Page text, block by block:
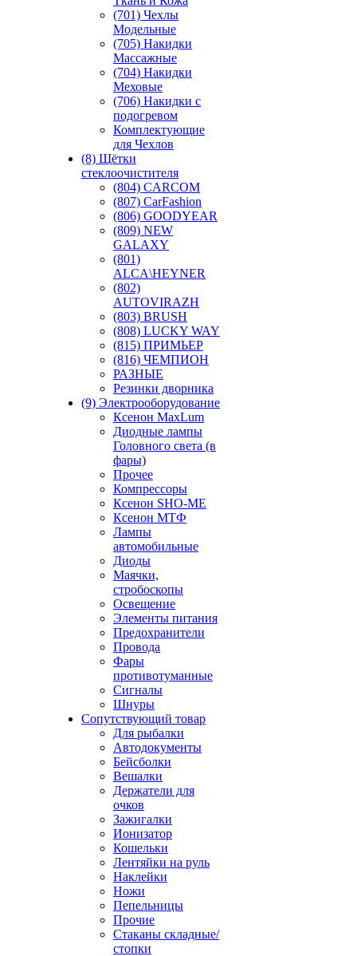
(701) Чехлы
Модельные
(705) Накидки
Массажные
(704) Накидки
Меховые
(706) Накидки с
подогревом
Комплектующие
для Чехлов
(8) Щётки
стеклоочистителя
(804) CARCOM
(807) CarFashion
(806) GOODYEAR
(809) NEW
GALAXY
(801)
ALCA\HEYNER
(802)
AUTOVIRAZH
(803) BRUSH
(808) LUCKY WAY
(815) ПРИМЬЕР
(816) ЧЕМПИОН
РАЗНЫЕ
Резинки дворника
(9) Электрооборудование
Ксенон MaxLum
Диодные лампы
Головного света (в
фары)
Прочее
Компрессоры
Ксенон SHO-ME
Ксенон МТФ
Лампы
автомобильные
Диоды
Маячки,
стробоскопы
Освещение
Элементы питания
Предохранители
Провода
Фары
противотуманные
Сигналы
Шнуры
Сопутствующий товар
Для рыбалки
Автодокументы
Бейсболки
Вешалки
Держатели для
очков
Зажигалки
Ионизатор
Кошельки
Лентяйки на руль
Наклейки
Ножи
Пепельницы
Прочие
Стаканы складные/
стопки